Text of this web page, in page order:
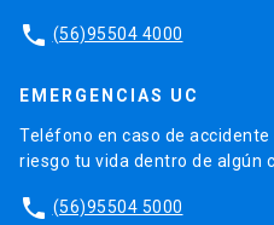
phone (56)95504 4000
EMERGENCIAS UC
Teléfono en caso de
riesgo tu vida dentro de algún
phone (56)95504 5000